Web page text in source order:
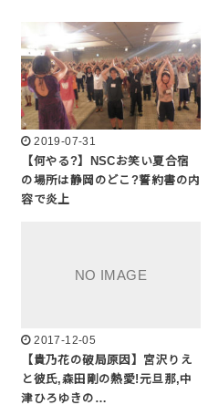
2019-07-31
【何やる?】NSCお笑い夏合宿
の場所は静岡のどこ?誓約書の内
容で炎上
2017-12-05
【貴乃花の破局原因】宮沢りえ
と彼氏,森田剛の熱愛!元旦那,中
津ひろゆきの…